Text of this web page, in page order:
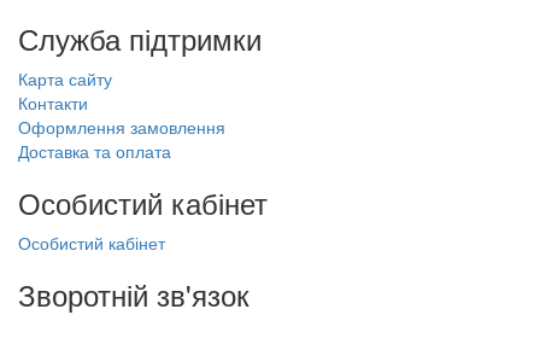
Служба підтримки
Карта сайту
Контакти
Оформлення замовлення
Доставка та оплата
Особистий кабінет
Особистий кабінет
Зворотній зв'язок